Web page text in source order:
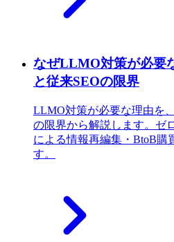
なぜLLMO対策が必要
と従来SEOの限界
LLMO対策が必要な理由を
の限界から解説します。ゼ
による情報再編集・BtoB購
す。